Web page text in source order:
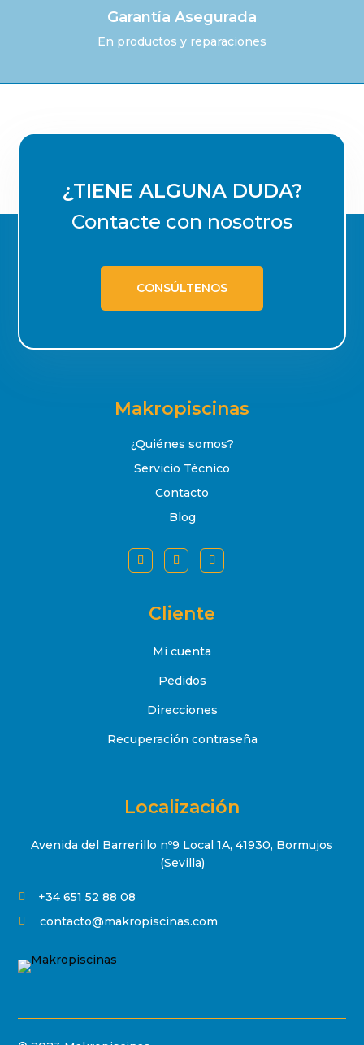
Garantía Asegurada
En productos y reparaciones
¿TIENE ALGUNA DUDA?
Contacte con nosotros
CONSÚLTENOS
Makropiscinas
¿Quiénes somos?
Servicio Técnico
Contacto
Blog
Cliente
Mi cuenta
Pedidos
Direcciones
Recuperación contraseña
Localización
Avenida del Barrerillo nº9 Local 1A, 41930, Bormujos
(Sevilla)
 +34 651 52 88 08
 contacto@makropiscinas.com